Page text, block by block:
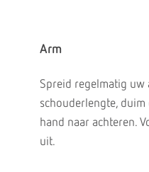
Arm
Spreid regelmatig uw
schouderlengte,
hand naar achteren.
uit.